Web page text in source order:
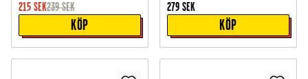
215 SEK239 SEK
KÖP
279 SEK
KÖP